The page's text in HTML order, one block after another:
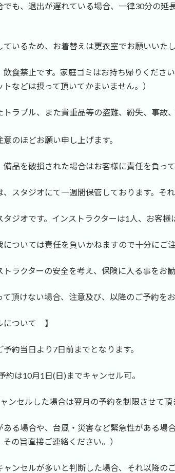
でも、退出が遅れている場合、一律30分の延
ているため、お着替えは更衣室でお願いいたし
飲食禁止です。家庭ゴミはお持ち帰りください
トなどは摂って頂いてかまいません。）
トラブル、また貴重品等の盗難、紛失、事故
のほどお願い申し上げます。
備品を破損された場合はお客様に責任を負って
、スタジオにて一週間保管しております。そ
タジオです。インストラクターは1人、お客様
については責任を負いかねますので十分にご注
ラクターの安全を考え、保険に入る事をお勧
て頂けない場合、注意及び、以降のご予約を
について 】
約当日より7日前までとなります。
は10月1日(日)までキャンセル可。
ンセルした場合は翌月の予約を制限させて頂
ある場合や、台風・災害など緊急性がある場
の旨直接ご連絡ください。）
ャンセルが多いと判断した場合、それ以降の